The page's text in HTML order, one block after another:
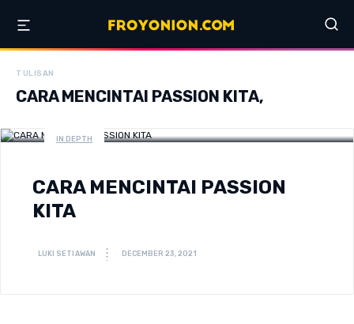
TULISAN
CARA MENCINTAI PASSION KITA,
IN DEPTH
CARA MENCINTAI PASSION
KITA
LUKI SETIAWAN DECEMBER 23, 2021